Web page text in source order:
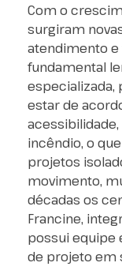
Com o
surgiram
atendimento e
fundamental
especializada,
estar de
incêndio, o
projetos
movimento,
décadas os
Francine,
possui equipe
de projeto em